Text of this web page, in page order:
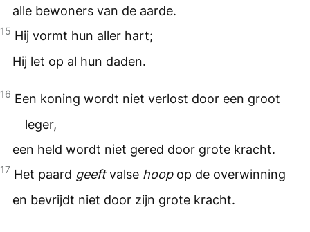
alle bewoners van de aarde.
15 Hij vormt hun aller hart;
Hij let op al hun daden.
16 Een koning wordt niet verlost door een groot
leger,
een held wordt niet gered door grote kracht.
17 Het paard geeftvalse hoopop de overwinning
en bevrijdt niet door zijn grote kracht.